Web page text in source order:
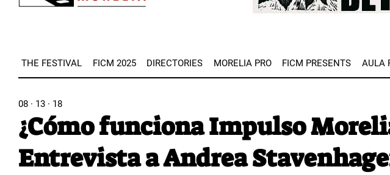
THE FESTIVAL FICM 2025 DIRECTORIES MORELIA PRO FICM PRESENTS AULA
08 · 13 · 18
¿Cómo funciona Impulso
Entrevista a Andrea